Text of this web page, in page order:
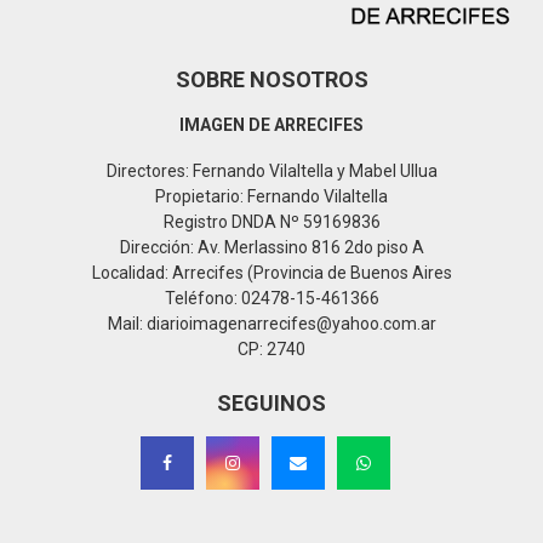
SOBRE NOSOTROS
IMAGEN DE ARRECIFES
Directores: Fernando Vilaltella y Mabel Ullua
Propietario: Fernando Vilaltella
Registro DNDA Nº 59169836
Dirección: Av. Merlassino 816 2do piso A
Localidad: Arrecifes (Provincia de Buenos Aires
Teléfono: 02478-15-461366
Mail: diarioimagenarrecifes@yahoo.com.ar
CP: 2740
SEGUINOS